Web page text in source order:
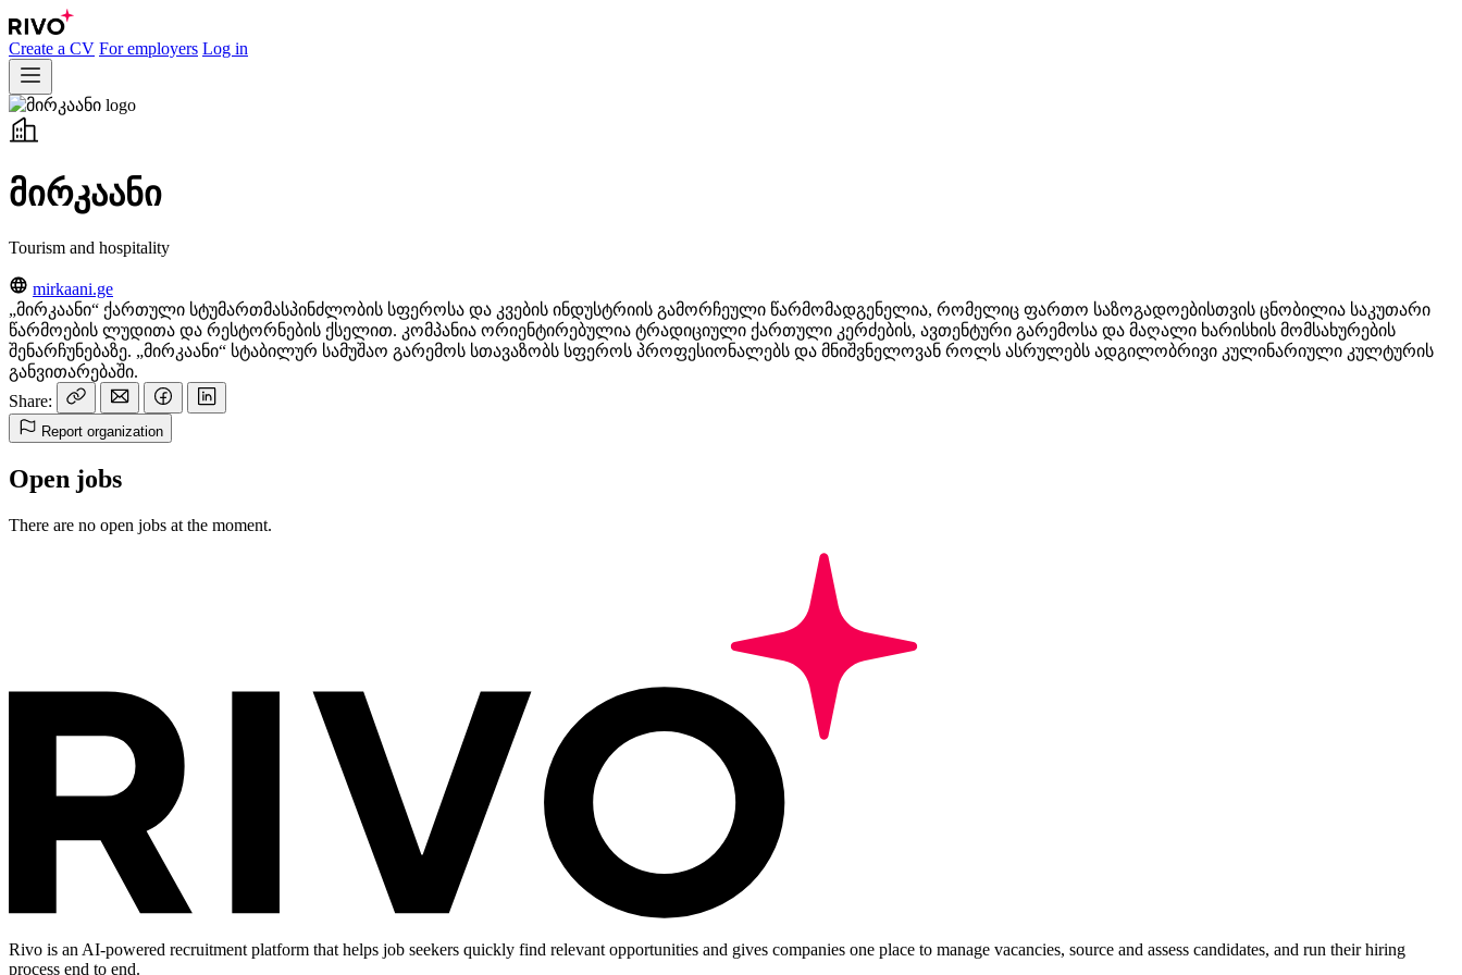
Create a CV For employers Log in
მირკაანი
Tourism and hospitality
mirkaani.ge
„მირკაანი“ ქართული სტუმართმასპინძლობის სფეროსა და კვების ინდუსტრიის გამორჩეული წარმომადგენელია, რომელიც ფართო საზოგადოებისთვის ცნობილია საკუთარი
წარმოების ლუდითა და რესტორნების ქსელით. კომპანია ორიენტირებულია ტრადიციული ქართული კერძების, ავთენტური გარემოსა და მაღალი ხარისხის მომსახურების
შენარჩუნებაზე. „მირკაანი“ სტაბილურ სამუშაო გარემოს სთავაზობს სფეროს პროფესიონალებს და მნიშვნელოვან როლს ასრულებს ადგილობრივი კულინარიული კულტურის
განვითარებაში.
Share:
Report organization
Open jobs
There are no open jobs at the moment.
Rivo is an AI-powered recruitment platform that helps job seekers quickly find relevant opportunities and gives companies one place to manage vacancies, source and assess candidates, and run their hiring
process end to end.